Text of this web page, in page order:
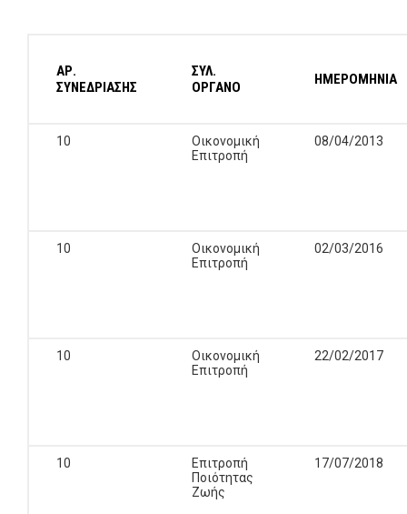
ΑΡ.
ΣΥΝΕΔΡΙΑΣΗΣ
ΣΥΛ.
ΟΡΓΑΝΟ
ΗΜΕΡΟΜΗΝΙΑ
10
Οικονομική
Επιτροπή
08/04/2013
10
Οικονομική
Επιτροπή
02/03/2016
10
Οικονομική
Επιτροπή
22/02/2017
10
Επιτροπή
Ποιότητας
Ζωής
17/07/2018